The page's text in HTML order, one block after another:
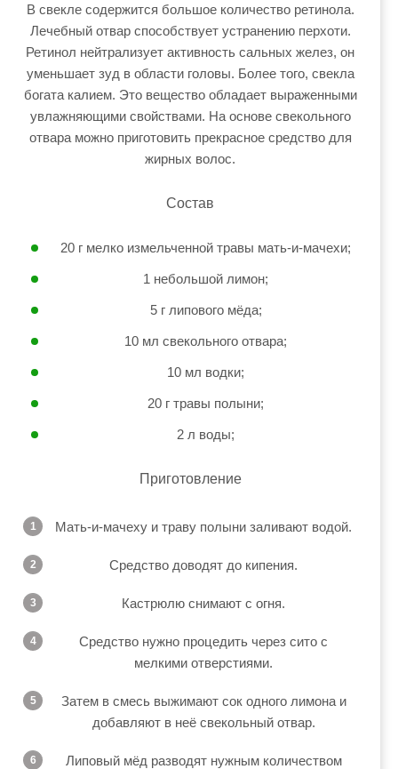
В свекле содержится большое количество ретинола.
Лечебный отвар способствует устранению перхоти.
Ретинол нейтрализует активность сальных желез, он
уменьшает зуд в области головы. Более того, свекла
богата калием. Это вещество обладает выраженными
увлажняющими свойствами. На основе свекольного
отвара можно приготовить прекрасное средство для
жирных волос.
Состав
20 г мелко измельченной травы мать-и-мачехи;
1 небольшой лимон;
5 г липового мёда;
10 мл свекольного отвара;
10 мл водки;
20 г травы полыни;
2 л воды;
Приготовление
Мать-и-мачеху и траву полыни заливают водой.
Средство доводят до кипения.
Кастрюлю снимают с огня.
Средство нужно процедить через сито с
мелкими отверстиями.
Затем в смесь выжимают сок одного лимона и
добавляют в неё свекольный отвар.
Липовый мёд разводят нужным количеством